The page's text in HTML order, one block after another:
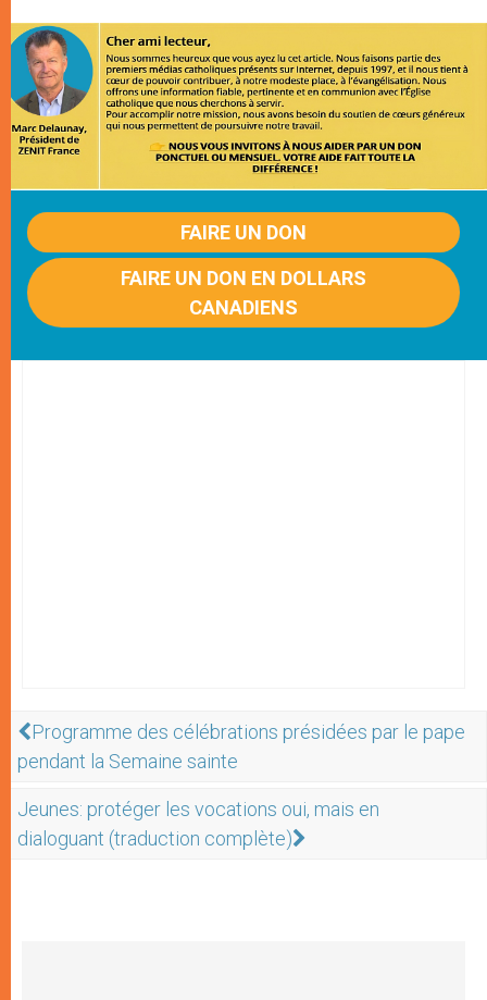
FAIRE UN DON
FAIRE UN DON EN DOLLARS
CANADIENS
Programme des célébrations présidées par le pape
pendant la Semaine sainte
Jeunes: protéger les vocations oui, mais en
dialoguant (traduction complète)